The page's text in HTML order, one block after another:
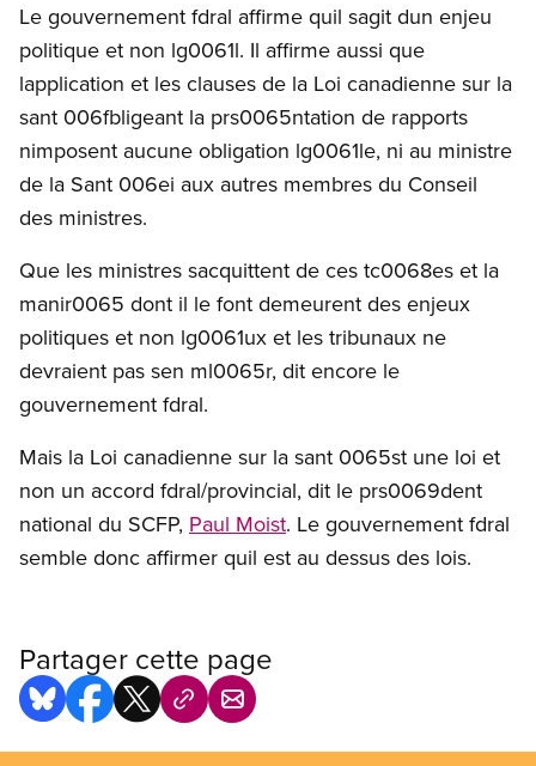
Le gouvernement fdral affirme quil sagit dun enjeu
politique et non lg0061l. Il affirme aussi que
lapplication et les clauses de la Loi canadienne sur la
sant 006fbligeant la prs0065ntation de rapports
nimposent aucune obligation lg0061le, ni au ministre
de la Sant 006ei aux autres membres du Conseil
des ministres.
Que les ministres sacquittent de ces tc0068es et la
manir0065 dont il le font demeurent des enjeux
politiques et non lg0061ux et les tribunaux ne
devraient pas sen ml0065r, dit encore le
gouvernement fdral.
Mais la Loi canadienne sur la sant 0065st une loi et
non un accord fdral/provincial, dit le prs0069dent
national du SCFP, Paul Moist. Le gouvernement fdral
semble donc affirmer quil est au dessus des lois.
Partager cette page